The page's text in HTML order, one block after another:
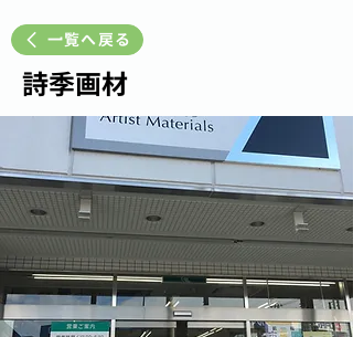
一覧へ戻る
詩季画材